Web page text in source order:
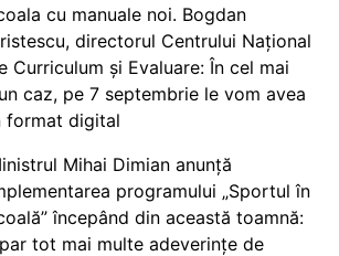
cu manuale noi. Bogdan
directorul Centrului Național
Curriculum și Evaluare: În cel mai
caz, pe 7 septembrie le vom avea
format digital
Mihai Dimian anunță
programului „Sportul în
începând din această toamnă:
tot mai multe adeverințe de